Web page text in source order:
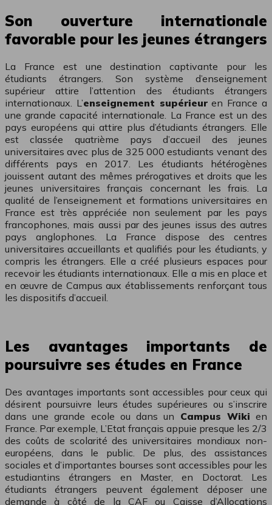
Son ouverture internationale
favorable pour les jeunes étrangers
La France est une destination captivante pour les
étudiants étrangers. Son système d’enseignement
supérieur attire l’attention des étudiants étrangers
internationaux. L’enseignement supérieuren France a
une grande capacité internationale. La France est un des
pays européens qui attire plus d’étudiants étrangers. Elle
est classée quatrième pays d’accueil des jeunes
universitaires avec plus de 325 000 estudiants venant des
différents pays en 2017. Les étudiants hétérogènes
jouissent autant des mêmes prérogatives et droits que les
jeunes universitaires français concernant les frais. La
qualité de l’enseignement et formations universitaires en
France est très appréciée non seulement par les pays
francophones, mais aussi par des jeunes issus des autres
pays anglophones. La France dispose des centres
universitaires accueillants et qualifiés pour les étudiants, y
compris les étrangers. Elle a créé plusieurs espaces pour
recevoir les étudiants internationaux. Elle a mis en place et
en œuvre de Campus aux établissements renforçant tous
les dispositifs d’accueil.
Les avantages importants de
poursuivre ses études en France
Des avantages importants sont accessibles pour ceux qui
désirent poursuivre leurs études supérieures ou s’inscrire
dans une grande ecole ou dans un Campus Wiki en
France. Par exemple, L’Etat français appuie presque les 2/3
des coûts de scolarité des universitaires mondiaux non-
européens, dans le public. De plus, des assistances
sociales et d’importantes bourses sont accessibles pour les
estudiantins étrangers en Master, en Doctorat. Les
étudiants étrangers peuvent également déposer une
demande à côté de la CAF ou Caisse d’Allocations